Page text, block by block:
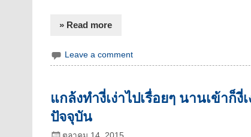
» Read more
Leave a comment
แกล้งทำงี่เง่าไปเรื่อยๆ นานเข้าก็
ปัจจุบัน